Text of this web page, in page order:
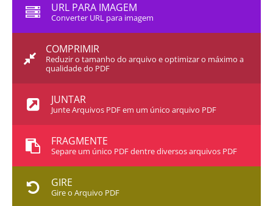
URL PARA IMAGEM
Converter URL para imagem
COMPRIMIR
Reduzir o tamanho do arquivo e optimizar o máximo a
qualidade do PDF
JUNTAR
Junte Arquivos PDF em um único arquivo PDF
FRAGMENTE
Separe um único PDF dentre diversos arquivos PDF
GIRE
Gire o Arquivo PDF